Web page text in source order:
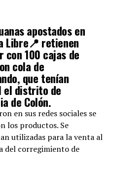
apostados en
Libre📍 retienen
100 cajas de
cola de
que tenían
el distrito de
de Colón.
March 23, 2021
en sus redes sociales se
los productos. Se
utilizadas para la venta al
del corregimiento de